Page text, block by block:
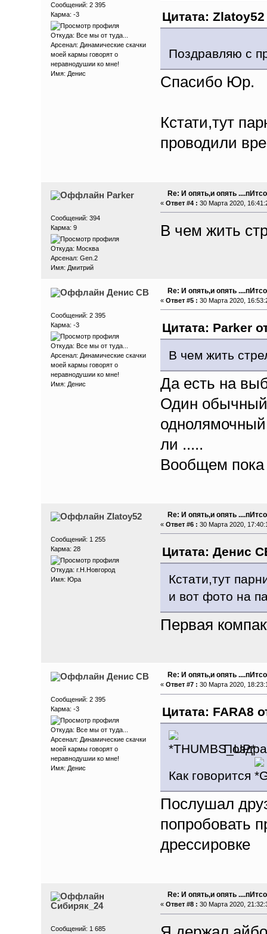
Сообщений: 2 395
Карма: -3
Откуда: Все мы от туда...
Арсенал: Динамические скачки
моей кармы говорят о
неравнодушии ко мне!
Имя: Денис
Цитата:
Поздравляю с
Спасибо Юр.
Кстати,тут
проводили
Parker
Сообщений: 394
Карма: 9
Откуда: Москва
Арсенал: Gen.2
Имя: Дмитрий
Re: И опять,и опять
« Ответ #4 : 30 Марта 2020,
В чем жить
Денис СВ
Сообщений: 2 395
Карма: -3
Откуда: Все мы от туда...
Арсенал: Динамические скачки
моей кармы говорят о
неравнодушии ко мне!
Имя: Денис
Re: И опять,и опять
« Ответ #5 : 30 Марта 2020,
Цитата: Parker
В чем жить
Да есть на
Один
ли .....
Вообщем пока
Zlatoy52
Сообщений: 1 255
Карма: 28
Откуда: г.Н.Новгород
Имя: Юра
Re: И опять,и опять
« Ответ #6 : 30 Марта 2020,
Цитата: Денис
Кстати,тут
и вот фото на
Первая
Денис СВ
Сообщений: 2 395
Карма: -3
Откуда: Все мы от туда...
Арсенал: Динамические скачки
моей кармы говорят о
неравнодушии ко мне!
Имя: Денис
Re: И опять,и опять
« Ответ #7 : 30 Марта 2020,
Цитата: FARA8
Как говорится
Послушал
попробовать
дрессировке
Сибиряк_24
Сообщений: 1 685
Re: И опять,и опять
« Ответ #8 : 30 Марта 2020,